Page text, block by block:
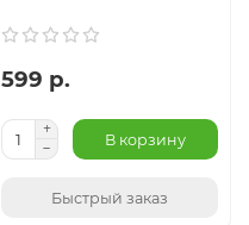
599 р.
В корзину
Быстрый заказ